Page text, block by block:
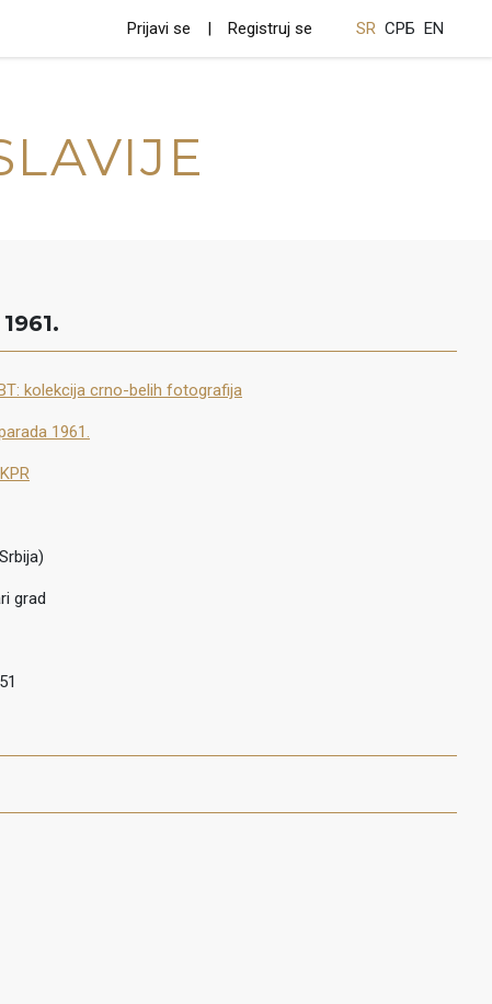
Prijavi se Registruj se SR СРБ EN
kolekcija crno-belih fotografija
1961.
grad